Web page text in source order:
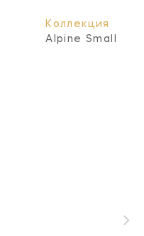
Коллекция
Alpine Small